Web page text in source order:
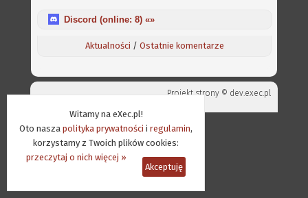
Witamy na eXec.pl!
Oto nasza polityka prywatności i regulamin,
korzystamy z Twoich plików cookies:
przeczytaj o nich więcej »
Akceptuję
Discord (online: 8) «»
Aktualności / Ostatnie komentarze
Projekt strony © dev.exec.pl